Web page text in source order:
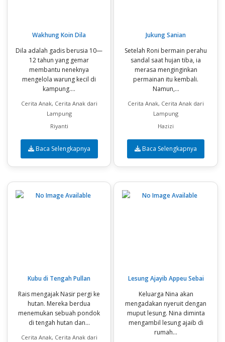
Wakhung Koin Dila
Dila adalah gadis berusia 10—
12 tahun yang gemar
membantu neneknya
mengelola warung kecil di
kampung....
Cerita Anak, Cerita Anak dari
Lampung
Riyanti
Baca Selengkapnya
Jukung Sanian
Setelah Roni bermain perahu
sandal saat hujan tiba, ia
merasa menginginkan
permainan itu kembali.
Namun,...
Cerita Anak, Cerita Anak dari
Lampung
Hazizi
Baca Selengkapnya
Kubu di Tengah Pullan
Rais mengajak Nasir pergi ke
hutan. Mereka berdua
menemukan sebuah pondok
di tengah hutan dan...
Cerita Anak, Cerita Anak dari
Lesung Ajayib Appeu Sebai
Keluarga Nina akan
mengadakan nyeruit dengan
muput lesung. Nina diminta
mengambil lesung ajaib di
rumah...